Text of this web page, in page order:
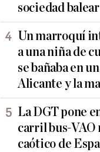
sociedad balear
Un marroquí
a una niña de
se bañaba en
Alicante y la
La DGT pone
carril bus-VAO
caótico de